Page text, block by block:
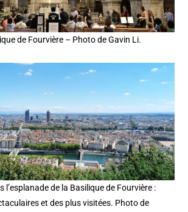
de Fourvière – Photo de Gavin Li.
l’esplanade de la Basilique de Fourvière :
et des plus visitées. Photo de